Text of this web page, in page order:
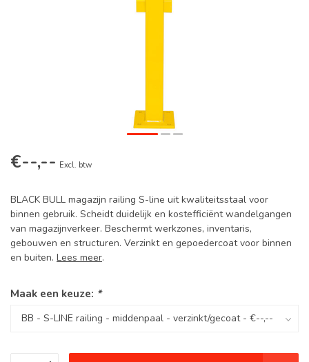
€--,-- Excl. btw
BLACK BULL magazijn railing S-line uit kwaliteitsstaal voor
binnen gebruik. Scheidt duidelijk en kostefficiënt wandelgangen
van magazijnverkeer. Beschermt werkzones, inventaris,
gebouwen en structuren. Verzinkt en gepoedercoat voor binnen
en buiten. Lees meer.
Maak een keuze: *